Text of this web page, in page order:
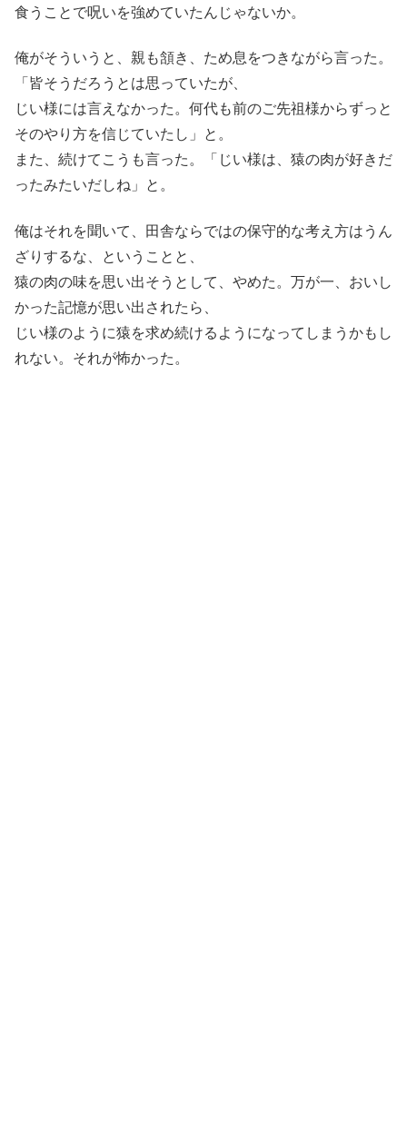
食うことで呪いを強めていたんじゃないか。
俺がそういうと、親も頷き、ため息をつきながら言った。
「皆そうだろうとは思っていたが、
じい様には言えなかった。何代も前のご先祖様からずっと
そのやり方を信じていたし」と。
また、続けてこうも言った。「じい様は、猿の肉が好きだ
ったみたいだしね」と。
俺はそれを聞いて、田舎ならではの保守的な考え方はうん
ざりするな、ということと、
猿の肉の味を思い出そうとして、やめた。万が一、おいし
かった記憶が思い出されたら、
じい様のように猿を求め続けるようになってしまうかもし
れない。それが怖かった。